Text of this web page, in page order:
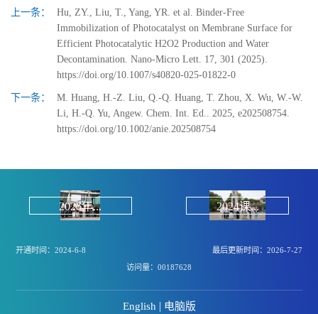
上一条：
Hu, ZY., Liu, T., Yang, YR. et al. Binder-Free
Immobilization of Photocatalyst on Membrane Surface for
Efficient Photocatalytic H2O2 Production and Water
Decontamination. Nano-Micro Lett. 17, 301 (2025).
https://doi.org/10.1007/s40820-025-01822-0
下一条：
M. Huang, H.-Z. Liu, Q.-Q. Huang, T. Zhou, X. Wu, W.-W.
Li, H.-Q. Yu, Angew. Chem. Int. Ed.. 2025, e202508754.
https://doi.org/10.1002/anie.202508754
2026年... 2024课...
开通时间：2024-6-8 最后更新时间： 2026-7-27
访问量： 00187628
English | 电脑版